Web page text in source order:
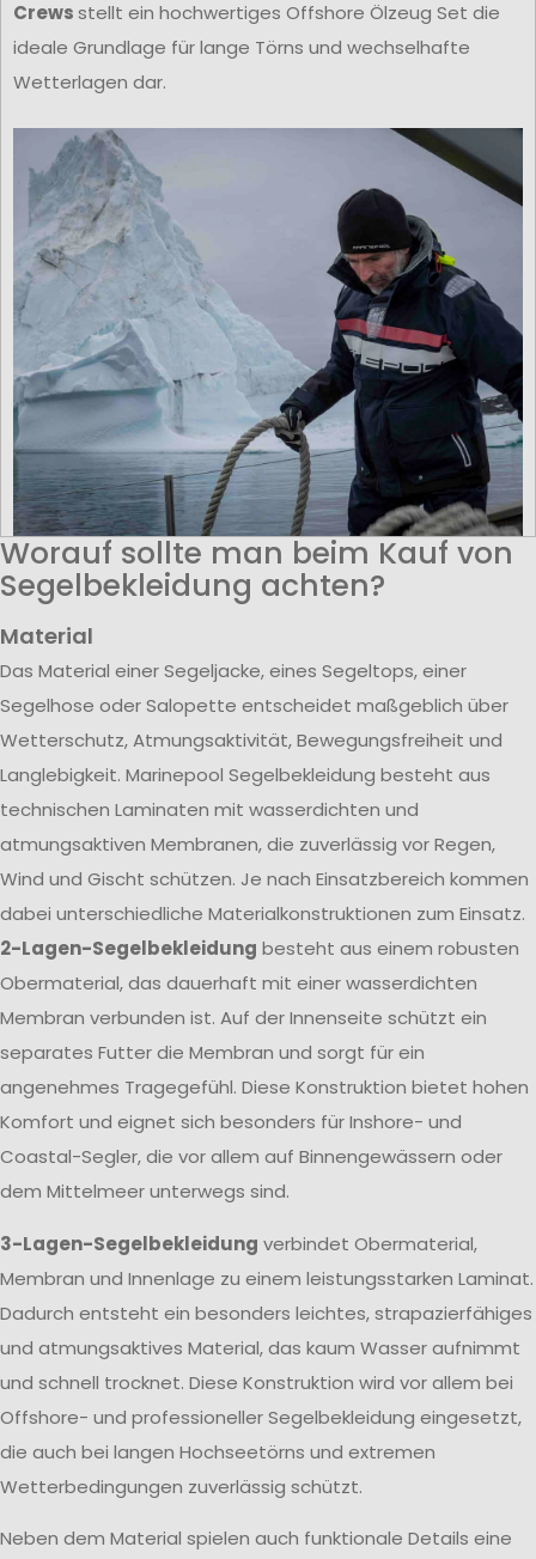
Crewsstellt ein hochwertiges Offshore Ölzeug Set die
ideale Grundlage für lange Törns und wechselhafte
Wetterlagen dar.
Worauf sollte man beim Kauf von
Segelbekleidung achten?
Material
Das Material einer Segeljacke, eines Segeltops, einer
Segelhose oder Salopette entscheidet maßgeblich über
Wetterschutz, Atmungsaktivität, Bewegungsfreiheit und
Langlebigkeit. Marinepool Segelbekleidung besteht aus
technischen Laminaten mit wasserdichten und
atmungsaktiven Membranen, die zuverlässig vor Regen,
Wind und Gischt schützen. Je nach Einsatzbereich kommen
dabei unterschiedliche Materialkonstruktionen zum Einsatz.
2-Lagen-Segelbekleidung besteht aus einem robusten
Obermaterial, das dauerhaft mit einer wasserdichten
Membran verbunden ist. Auf der Innenseite schützt ein
separates Futter die Membran und sorgt für ein
angenehmes Tragegefühl. Diese Konstruktion bietet hohen
Komfort und eignet sich besonders für Inshore- und
Coastal-Segler, die vor allem auf Binnengewässern oder
dem Mittelmeer unterwegs sind.
3-Lagen-Segelbekleidung verbindet Obermaterial,
Membran und Innenlage zu einem leistungsstarken Laminat.
Dadurch entsteht ein besonders leichtes, strapazierfähiges
und atmungsaktives Material, das kaum Wasser aufnimmt
und schnell trocknet. Diese Konstruktion wird vor allem bei
Offshore- und professioneller Segelbekleidung eingesetzt,
die auch bei langen Hochseetörns und extremen
Wetterbedingungen zuverlässig schützt.
Neben dem Material spielen auch funktionale Details eine